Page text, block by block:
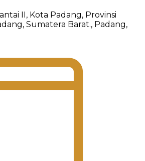
II, Kota Padang, Provinsi
Sumatera Barat., Padang,